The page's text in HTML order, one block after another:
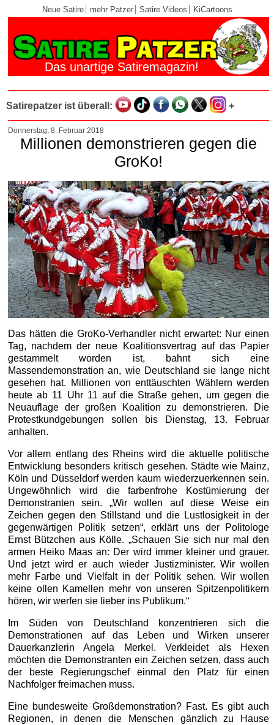
Neue Satire mehr Patzer Satire Videos KiCartoons
Das unartige Satiremagazin!
Satirepatzer ist überall: +
Donnerstag, 8. Februar 2018
Millionen demonstrieren gegen die
GroKo!
Das hätten die GroKo-Verhandler nicht erwartet: Nur einen
Tag, nachdem der neue Koalitionsvertrag auf das Papier
gestammelt worden ist, bahnt sich eine
Massendemonstration an, wie Deutschland sie lange nicht
gesehen hat. Millionen von enttäuschten Wählern werden
heute ab 11 Uhr 11 auf die Straße gehen, um gegen die
Neuauflage der großen Koalition zu demonstrieren. Die
Protestkundgebungen sollen bis Dienstag, 13. Februar
anhalten.
Vor allem entlang des Rheins wird die aktuelle politische
Entwicklung besonders kritisch gesehen. Städte wie Mainz,
Köln und Düsseldorf werden kaum wiederzuerkennen sein.
Ungewöhnlich wird die farbenfrohe Kostümierung der
Demonstranten sein. „Wir wollen auf diese Weise ein
Zeichen gegen den Stillstand und die Lustlosigkeit in der
gegenwärtigen Politik setzen“, erklärt uns der Politologe
Ernst Bützchen aus Kölle. „Schauen Sie sich nur mal den
armen Heiko Maas an: Der wird immer kleiner und grauer.
Und jetzt wird er auch wieder Justizminister. Wir wollen
mehr Farbe und Vielfalt in der Politik sehen. Wir wollen
keine ollen Kamellen mehr von unseren Spitzenpolitikern
hören, wir werfen sie lieber ins Publikum.“
Im Süden von Deutschland konzentrieren sich die
Demonstrationen auf das Leben und Wirken unserer
Dauerkanzlerin Angela Merkel. Verkleidet als Hexen
möchten die Demonstranten ein Zeichen setzen, dass auch
der beste Regierungschef einmal den Platz für einen
Nachfolger freimachen muss.
Eine bundesweite Großdemonstration? Fast. Es gibt auch
Regionen, in denen die Menschen gänzlich zu Hause